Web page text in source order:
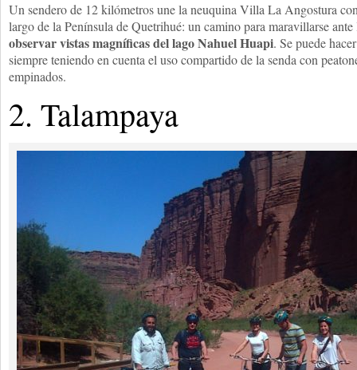
Un sendero de 12 kilómetros une la neuquina Villa La Angostura
largo de la Península de Quetrihué: un camino para maravillarse
observar vistas magníficas del lago Nahuel Huapi. Se puede
siempre teniendo en cuenta el uso compartido de la senda con
empinados.
2. Talampaya